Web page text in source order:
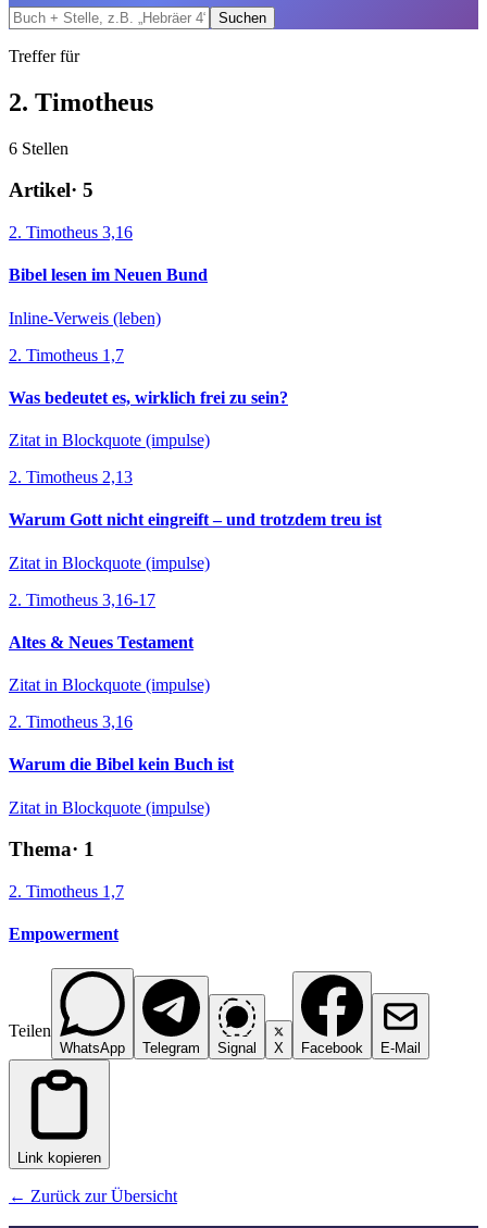
Suchen
Treffer für
2. Timotheus
6 Stellen
Artikel· 5
2. Timotheus 3,16
Bibel lesen im Neuen Bund
Inline-Verweis (leben)
2. Timotheus 1,7
Was bedeutet es, wirklich frei zu sein?
Zitat in Blockquote (impulse)
2. Timotheus 2,13
Warum Gott nicht eingreift – und trotzdem treu ist
Zitat in Blockquote (impulse)
2. Timotheus 3,16-17
Altes & Neues Testament
Zitat in Blockquote (impulse)
2. Timotheus 3,16
Warum die Bibel kein Buch ist
Zitat in Blockquote (impulse)
Thema· 1
2. Timotheus 1,7
Empowerment
Teilen
WhatsApp Telegram Signal X Facebook E-Mail
Link kopieren
← Zurück zur Übersicht